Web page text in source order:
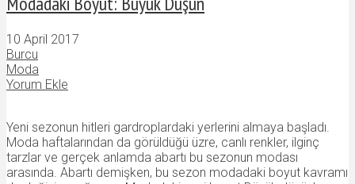
10 April 2017
Burcu
Moda
Yorum Ekle
Yeni sezonun hitleri gardroplardaki yerlerini almaya başladı.
Moda haftalarından da görüldüğü üzre, canlı renkler, ilginç
tarzlar ve gerçek anlamda abartı bu sezonun modası
arasında. Abartı demişken, bu sezon modadaki boyut kavramı